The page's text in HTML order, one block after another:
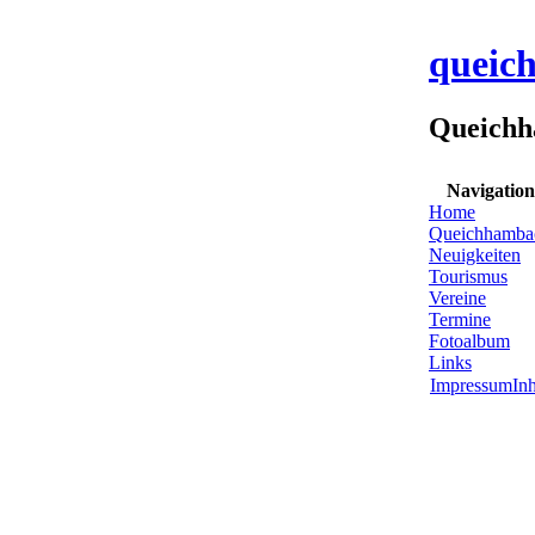
Navigation
Home
Neuigkeiten
Tourismus
Vereine
Termine
Fotoalbum
Links
Impressum